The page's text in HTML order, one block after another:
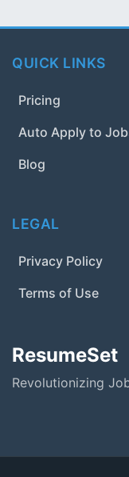
QUICK LINKS
Pricing
Auto Apply to
Blog
LEGAL
Privacy Policy
Terms of Use
ResumeSet
Revolutionizing